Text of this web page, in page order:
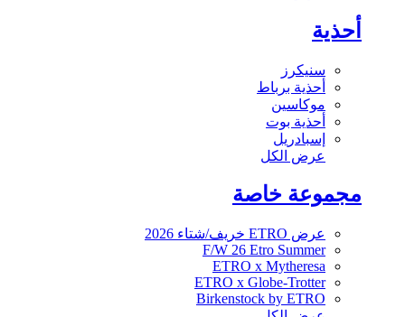
أحذية
سنيكرز
أحذية برباط
موكاسين
أحذية بوت
إسبادريل
عرض الكل
مجموعة خاصة
عرض ETRO خريف/شتاء 2026
F/W 26 Etro Summer
ETRO x Mytheresa
ETRO x Globe-Trotter
Birkenstock by ETRO